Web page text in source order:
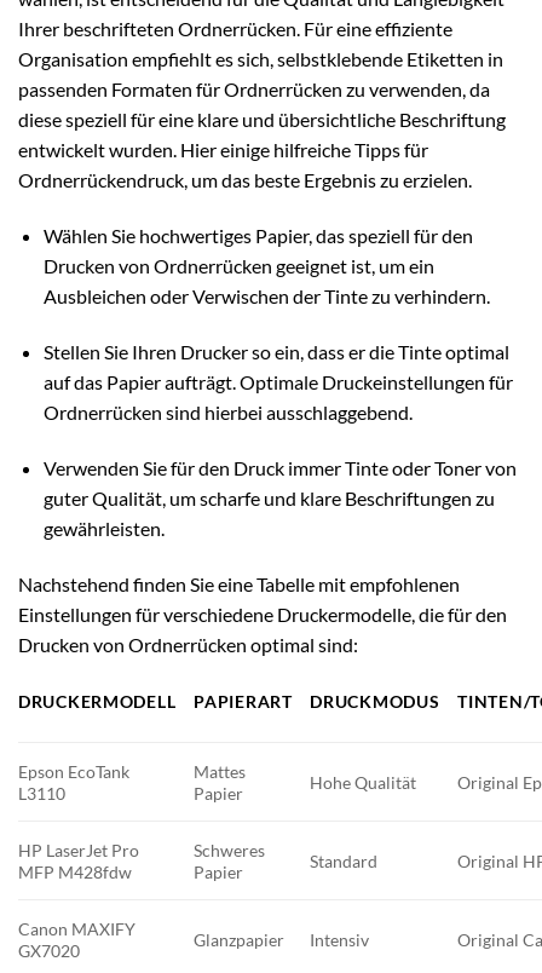
Ihrer beschrifteten Ordnerrücken. Für eine effiziente
Organisation empfiehlt es sich, selbstklebende Etiketten in
passenden Formaten für Ordnerrücken zu verwenden, da
diese speziell für eine klare und übersichtliche Beschriftung
entwickelt wurden. Hier einige hilfreiche Tipps für
Ordnerrückendruck, um das beste Ergebnis zu erzielen.
Wählen Sie hochwertiges Papier, das speziell für den
Drucken von Ordnerrücken geeignet ist, um ein
Ausbleichen oder Verwischen der Tinte zu verhindern.
Stellen Sie Ihren Drucker so ein, dass er die Tinte optimal
auf das Papier aufträgt. Optimale Druckeinstellungen für
Ordnerrücken sind hierbei ausschlaggebend.
Verwenden Sie für den Druck immer Tinte oder Toner von
guter Qualität, um scharfe und klare Beschriftungen zu
gewährleisten.
Nachstehend finden Sie eine Tabelle mit empfohlenen
Einstellungen für verschiedene Druckermodelle, die für den
Drucken von Ordnerrücken optimal sind:
DRUCKERMODELL PAPIERART DRUCKMODUS TINTEN/
Epson EcoTank
L3110
Mattes
Papier
Hohe Qualität Original
HP LaserJet Pro
MFP M428fdw
Schweres
Papier
Standard Original
Canon MAXIFY
GX7020
Glanzpapier Intensiv Original